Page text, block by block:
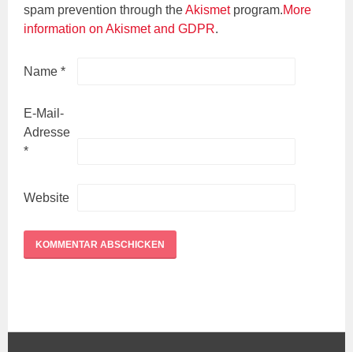
spam prevention through theAkismetprogram.More
information on Akismet and GDPR.
Name*
E-Mail-
Adresse
*
Website